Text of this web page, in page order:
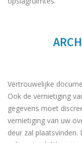
Vertrouwelijke
Ook de vernietiging
gegevens moet
vernietiging van uw
deur zal